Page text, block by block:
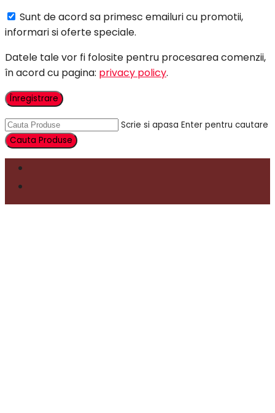
Sunt de acord sa primesc emailuri cu promotii,
informari si oferte speciale.
Datele tale vor fi folosite pentru procesarea comenzii,
în acord cu pagina: privacy policy.
Înregistrare
Scrie si apasa Enter pentru cautare